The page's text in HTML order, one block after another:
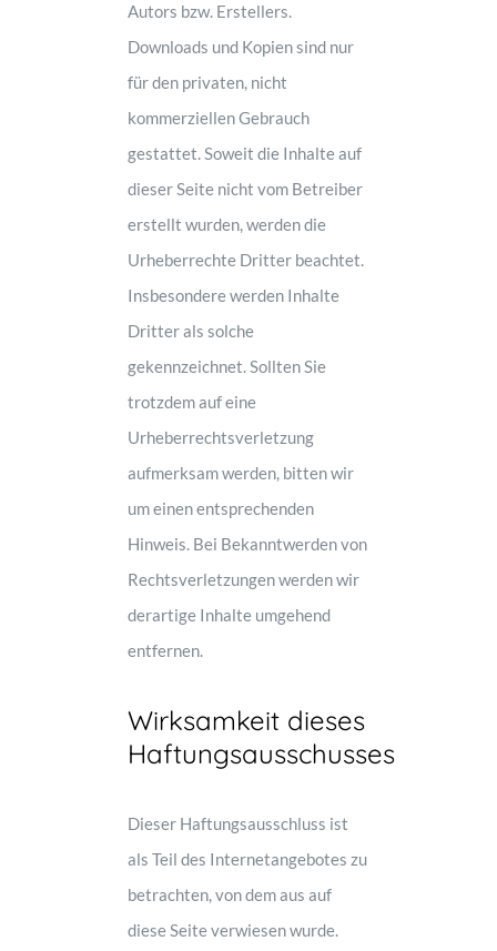
Autors bzw. Erstellers.
Downloads und Kopien sind nur
für den privaten, nicht
kommerziellen Gebrauch
gestattet. Soweit die Inhalte auf
dieser Seite nicht vom Betreiber
erstellt wurden, werden die
Urheberrechte Dritter beachtet.
Insbesondere werden Inhalte
Dritter als solche
gekennzeichnet. Sollten Sie
trotzdem auf eine
Urheberrechtsverletzung
aufmerksam werden, bitten wir
um einen entsprechenden
Hinweis. Bei Bekanntwerden von
Rechtsverletzungen werden wir
derartige Inhalte umgehend
entfernen.
Wirksamkeit dieses
Haftungsausschusses
Dieser Haftungsausschluss ist
als Teil des Internetangebotes zu
betrachten, von dem aus auf
diese Seite verwiesen wurde.